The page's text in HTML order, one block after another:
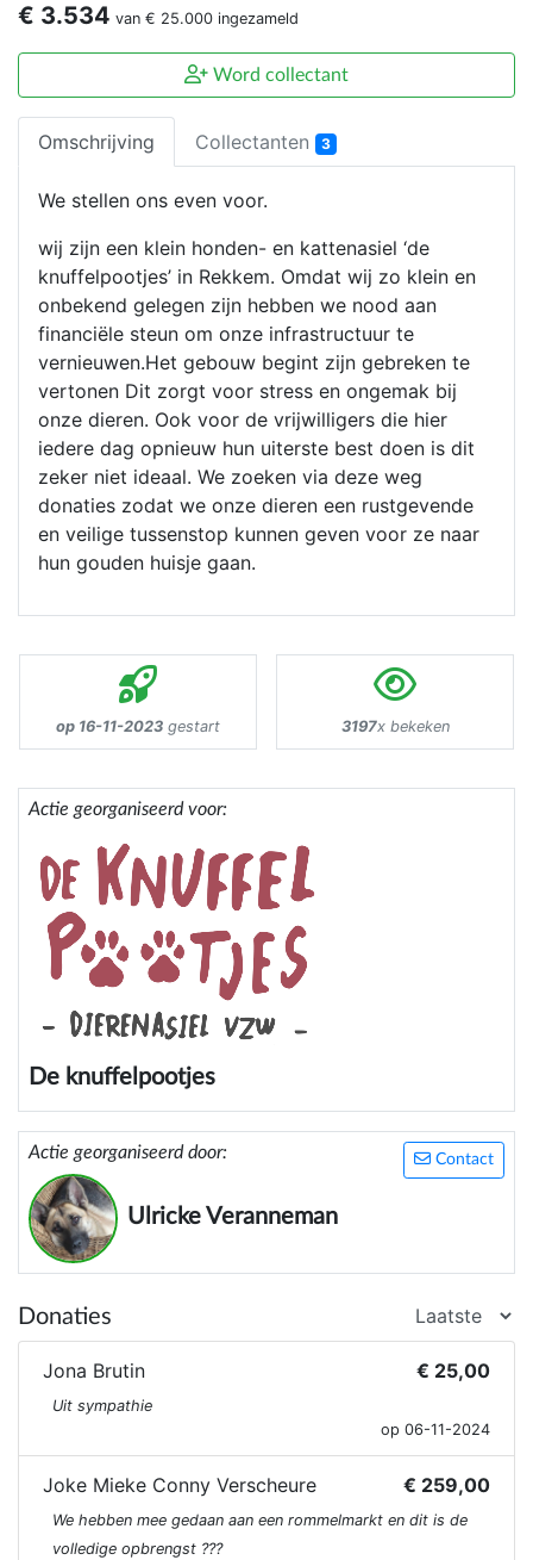
€ 3.534 van € 25.000 ingezameld
Word collectant
Omschrijving Collectanten 3
We stellen ons even voor.
wij zijn een klein honden- en kattenasiel ‘de
knuffelpootjes’ in Rekkem. Omdat wij zo klein en
onbekend gelegen zijn hebben we nood aan
financiële steun om onze infrastructuur te
vernieuwen.Het gebouw begint zijn gebreken te
vertonen Dit zorgt voor stress en ongemak bij
onze dieren. Ook voor de vrijwilligers die hier
iedere dag opnieuw hun uiterste best doen is dit
zeker niet ideaal. We zoeken via deze weg
donaties zodat we onze dieren een rustgevende
en veilige tussenstop kunnen geven voor ze naar
hun gouden huisje gaan.
op 16-11-2023 gestart 3197x bekeken
Actie georganiseerd voor:
De knuffelpootjes
Contact
Actie georganiseerd door:
Ulricke Veranneman
Donaties
Jona Brutin € 25,00
Uit sympathie
op 06-11-2024
Joke Mieke Conny Verscheure € 259,00
We hebben mee gedaan aan een rommelmarkt en dit is de
volledige opbrengst ???